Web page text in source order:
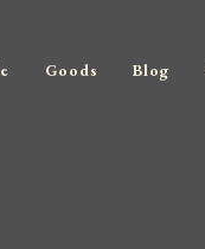
Goods Blog